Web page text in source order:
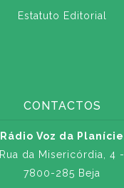
Estatuto Editorial
CONTACTOS
Rádio Voz da Planície
Rua da Misericórdia, 4 -
7800-285 Beja